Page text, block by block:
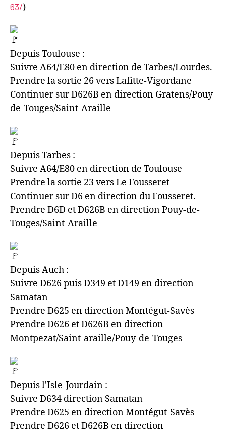
63/)
Depuis Toulouse :
Suivre A64/E80 en direction de Tarbes/Lourdes.
Prendre la sortie 26 vers Lafitte-Vigordane
Continuer sur D626B en direction Gratens/Pouy-
de-Touges/Saint-Araille
Depuis Tarbes :
Suivre A64/E80 en direction de Toulouse
Prendre la sortie 23 vers Le Fousseret
Continuer sur D6 en direction du Fousseret.
Prendre D6D et D626B en direction Pouy-de-
Touges/Saint-Araille
Depuis Auch :
Suivre D626 puis D349 et D149 en direction
Samatan
Prendre D625 en direction Montégut-Savès
Prendre D626 et D626B en direction
Montpezat/Saint-araille/Pouy-de-Touges
Depuis l'Isle-Jourdain :
Suivre D634 direction Samatan
Prendre D625 en direction Montégut-Savès
Prendre D626 et D626B en direction